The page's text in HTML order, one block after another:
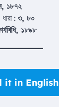
১৮৭২
ধারা : ৩, ৮০
১৮৯৮
it in English